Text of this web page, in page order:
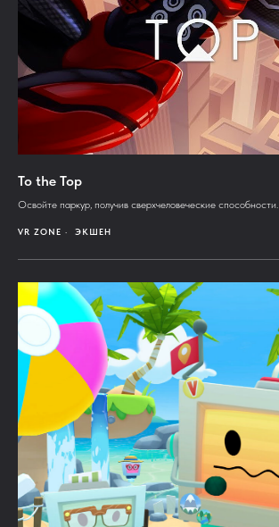
To the Top
Освойте паркур, получив сверхчеловеческие способности.
VR ZONE ЭКШЕН